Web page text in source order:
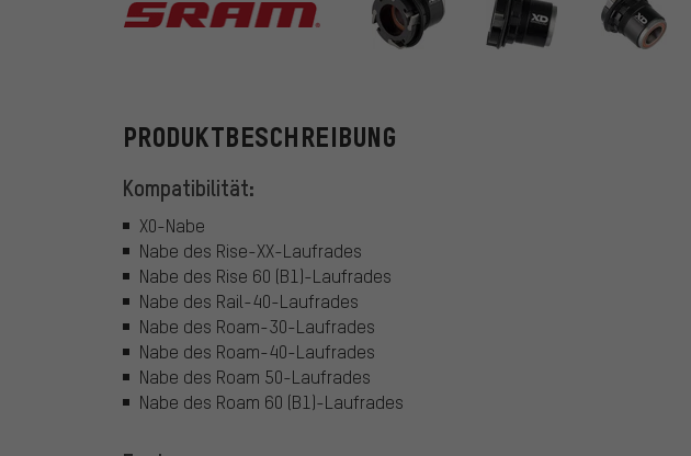
SRAM
PRODUKTBESCHREIBUNG
Kompatibilität:
X0-Nabe
Nabe des Rise-XX-Laufrades
Nabe des Rise 60 (B1)-Laufrades
Nabe des Rail-40-Laufrades
Nabe des Roam-30-Laufrades
Nabe des Roam-40-Laufrades
Nabe des Roam 50-Laufrades
Nabe des Roam 60 (B1)-Laufrades